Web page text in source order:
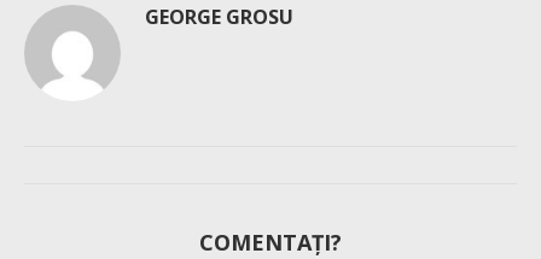
GEORGE GROSU
COMENTAȚI?